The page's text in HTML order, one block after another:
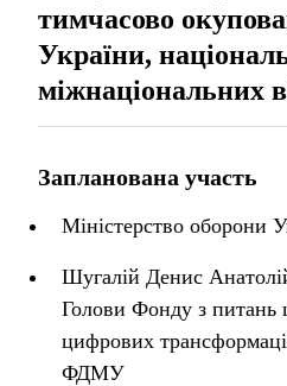
тимчасово
України,
міжнаціональних
Запланована участь
Міністерство оборони
Шугалій Денис
Голови Фонду з питань
цифрових
ФДМУ